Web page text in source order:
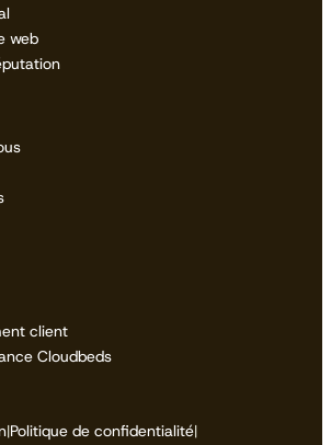
web
client
Cloudbeds
|Politique de confidentialité|